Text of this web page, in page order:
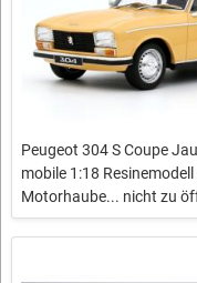
Peugeot 304 S Coupe
mobile 1:18 Resinemodell
Motorhaube... nicht zu